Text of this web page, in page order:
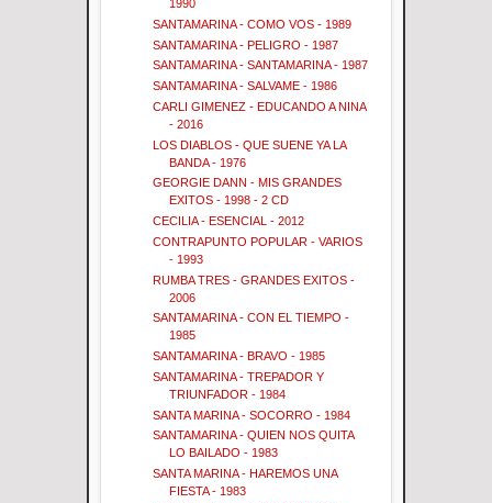
1990
SANTAMARINA - COMO VOS - 1989
SANTAMARINA - PELIGRO - 1987
SANTAMARINA - SANTAMARINA - 1987
SANTAMARINA - SALVAME - 1986
CARLI GIMENEZ - EDUCANDO A NINA
- 2016
LOS DIABLOS - QUE SUENE YA LA
BANDA - 1976
GEORGIE DANN - MIS GRANDES
EXITOS - 1998 - 2 CD
CECILIA - ESENCIAL - 2012
CONTRAPUNTO POPULAR - VARIOS
- 1993
RUMBA TRES - GRANDES EXITOS -
2006
SANTAMARINA - CON EL TIEMPO -
1985
SANTAMARINA - BRAVO - 1985
SANTAMARINA - TREPADOR Y
TRIUNFADOR - 1984
SANTA MARINA - SOCORRO - 1984
SANTAMARINA - QUIEN NOS QUITA
LO BAILADO - 1983
SANTA MARINA - HAREMOS UNA
FIESTA - 1983